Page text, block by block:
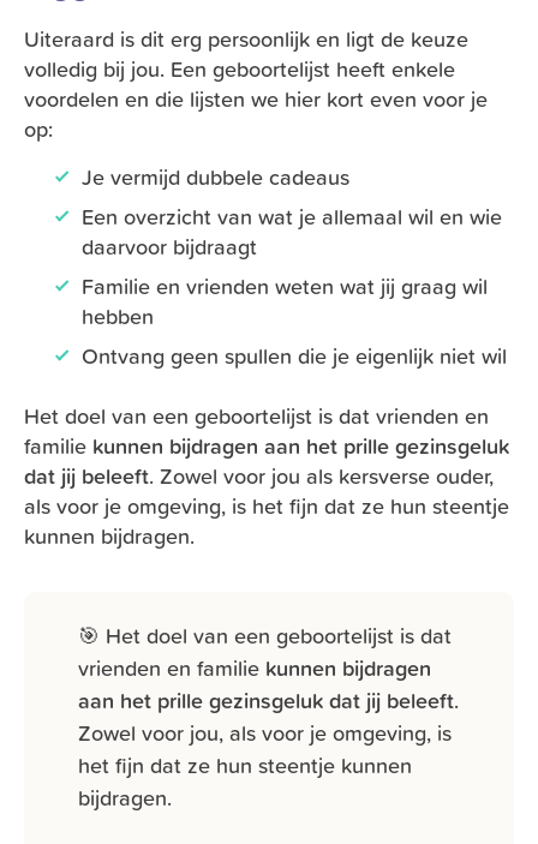
Uiteraard is dit erg persoonlijk en ligt de keuze
volledig bij jou. Een geboortelijst heeft enkele
voordelen en die lijsten we hier kort even voor je
op:
Je vermijd dubbele cadeaus
Een overzicht van wat je allemaal wil en wie
daarvoor bijdraagt
Familie en vrienden weten wat jij graag wil
hebben
Ontvang geen spullen die je eigenlijk niet wil
Het doel van een geboortelijst is dat vrienden en
familie kunnen bijdragen aan het prille gezinsgeluk
dat jij beleeft. Zowel voor jou als kersverse ouder,
als voor je omgeving, is het fijn dat ze hun steentje
kunnen bijdragen.
🎯 Het doel van een geboortelijst is dat
vrienden en familie kunnen bijdragen
aan het prille gezinsgeluk dat jij beleeft.
Zowel voor jou, als voor je omgeving, is
het fijn dat ze hun steentje kunnen
bijdragen.